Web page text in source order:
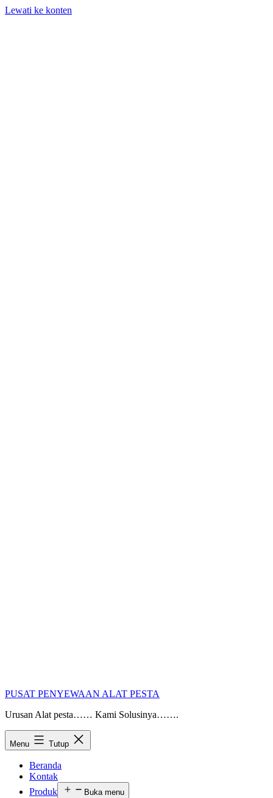
Lewati ke konten
PUSAT PENYEWAAN ALAT PESTA
Urusan Alat pesta…… Kami Solusinya…….
Menu Tutup
Beranda
Kontak
Produk
Buka menu